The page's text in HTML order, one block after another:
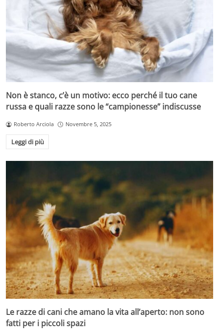
Non è stanco, c’è un motivo: ecco perché il tuo cane
russa e quali razze sono le “campionesse” indiscusse
Roberto Arciola Novembre 5, 2025
Leggi di più
Le razze di cani che amano la vita all’aperto: non sono
fatti per i piccoli spazi